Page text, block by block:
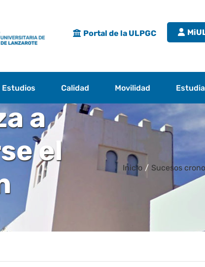
Portal de la ULPGC
Estudios Calidad Movilidad
a
el
Inicio / Sucesos